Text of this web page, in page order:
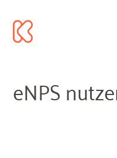
eNPS